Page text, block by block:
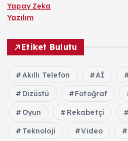
Yapay Zeka
Yazılım
Etiket Bulutu
Akıllı Telefon Aİ
Dizüstü Fotoğraf
Oyun Rekabetçi
Teknoloji Video